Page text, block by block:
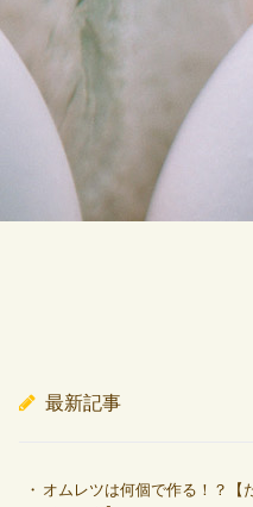
最新記事
オムレツは何個で作る！？【